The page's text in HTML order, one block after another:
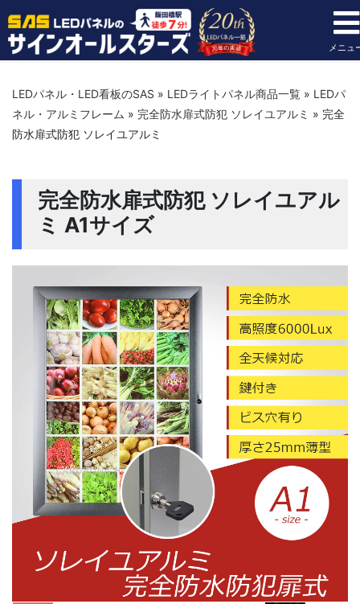
メニュ
LEDパネル・LED看板のSAS » LEDライトパネル商品一覧 » LEDパ
ネル・アルミフレーム » 完全防水扉式防犯 ソレイユアルミ » 完全
防水扉式防犯 ソレイユアルミ
完全防水扉式防犯 ソレイユアル
ミ A1サイズ